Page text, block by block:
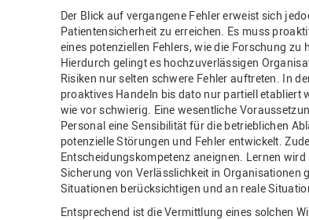
Der Blick auf vergangene Fehler erweist sich
Patientensicherheit zu erreichen. Es muss
eines potenziellen Fehlers, wie die Forschung
Hierdurch gelingt es hochzuverlässigen
Risiken nur selten schwere Fehler auftreten. In
proaktives Handeln bis dato nur partiell etabliert
wie vor schwierig. Eine wesentliche
Personal eine Sensibilität für die betrieblichen
potenzielle Störungen und Fehler entwickelt.
Entscheidungskompetenz aneignen. Lernen
Sicherung von Verlässlichkeit in Organisationen
Situationen berücksichtigen und an reale
Entsprechend ist die Vermittlung eines solchen